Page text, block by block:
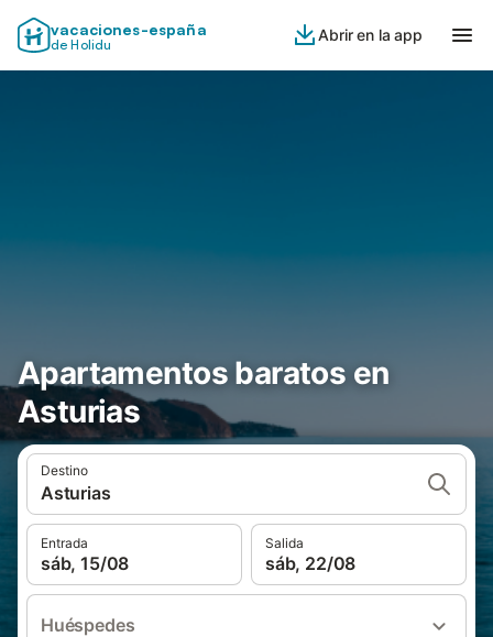
vacaciones-españa
de Holidu
Abrir en la app
Apartamentos baratos en
Asturias
Destino
Asturias
Entrada
sáb, 15/08
Salida
sáb, 22/08
Huéspedes